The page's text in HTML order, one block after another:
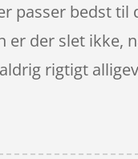
passer bedst til
er der slet ikke,
rigtigt